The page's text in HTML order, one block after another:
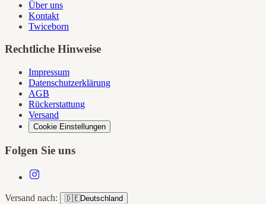
Über uns
Kontakt
Twiceborn
Rechtliche Hinweise
Impressum
Datenschutzerklärung
AGB
Rückerstattung
Versand
Cookie Einstellungen
Folgen Sie uns
Versand nach: 🇩🇪Deutschland